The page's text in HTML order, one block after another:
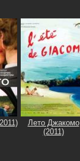
Лето Джакомо
(2011)